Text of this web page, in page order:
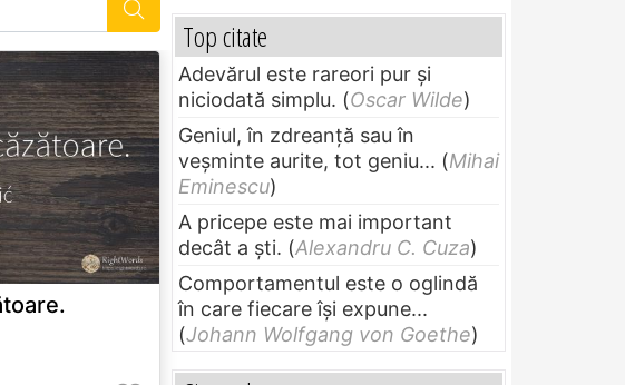
Top citate
Adevărul este rareori pur și
niciodată simplu. (Oscar Wilde)
Geniul, în zdreanţă sau în
veşminte aurite, tot geniu... (Mihai
Eminescu)
A pricepe este mai important
decât a ști. (Alexandru C. Cuza)
Comportamentul este o oglindă
în care fiecare își expune...
(Johann Wolfgang von Goethe)